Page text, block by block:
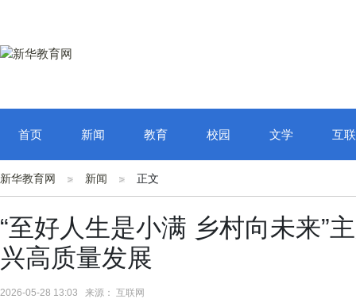
首页 新闻 教育 校园 文学 互
新华教育网 新闻 正文
“至好人生是小满 乡村向未来”
兴高质量发展
2026-05-28 13:03 来源： 互联网